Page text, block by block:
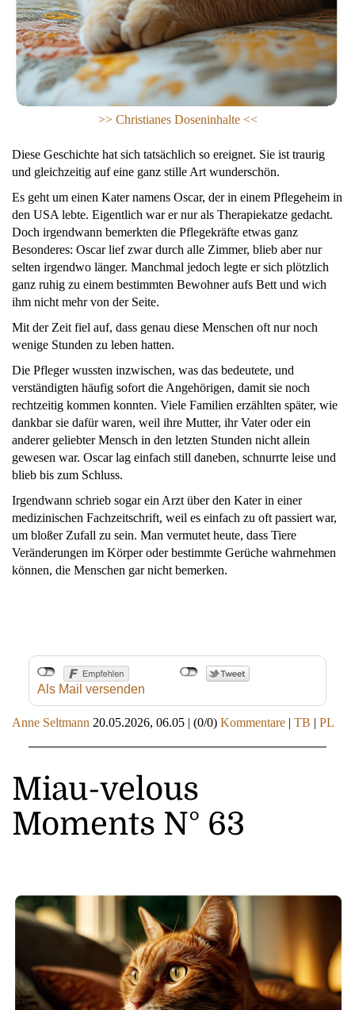
>> Christianes Doseninhalte <<
Diese Geschichte hat sich tatsächlich so ereignet. Sie ist traurig
und gleichzeitig auf eine ganz stille Art wunderschön.
Es geht um einen Kater namens Oscar, der in einem Pflegeheim in
den USA lebte. Eigentlich war er nur als Therapiekatze gedacht.
Doch irgendwann bemerkten die Pflegekräfte etwas ganz
Besonderes: Oscar lief zwar durch alle Zimmer, blieb aber nur
selten irgendwo länger. Manchmal jedoch legte er sich plötzlich
ganz ruhig zu einem bestimmten Bewohner aufs Bett und wich
ihm nicht mehr von der Seite.
Mit der Zeit fiel auf, dass genau diese Menschen oft nur noch
wenige Stunden zu leben hatten.
Die Pfleger wussten inzwischen, was das bedeutete, und
verständigten häufig sofort die Angehörigen, damit sie noch
rechtzeitig kommen konnten. Viele Familien erzählten später, wie
dankbar sie dafür waren, weil ihre Mutter, ihr Vater oder ein
anderer geliebter Mensch in den letzten Stunden nicht allein
gewesen war. Oscar lag einfach still daneben, schnurrte leise und
blieb bis zum Schluss.
Irgendwann schrieb sogar ein Arzt über den Kater in einer
medizinischen Fachzeitschrift, weil es einfach zu oft passiert war,
um bloßer Zufall zu sein. Man vermutet heute, dass Tiere
Veränderungen im Körper oder bestimmte Gerüche wahrnehmen
können, die Menschen gar nicht bemerken.
Als Mail versenden
Anne Seltmann 20.05.2026, 06.05 | (0/0) Kommentare | TB | PL
Miau-velous
Moments N° 63